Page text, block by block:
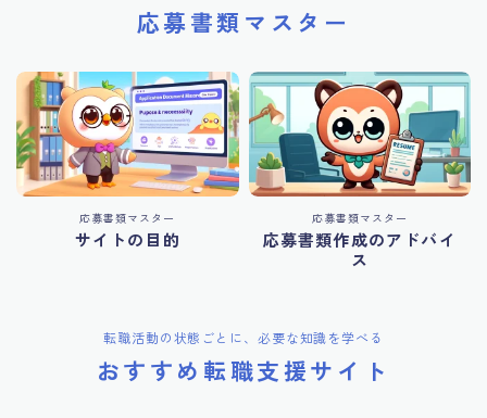
応募書類マスター
応募書類マスター
サイトの目的
応募書類マスター
応募書類作成のアドバイ
ス
転職活動の状態ごとに、必要な知識を学べる
おすすめ転職支援サイト